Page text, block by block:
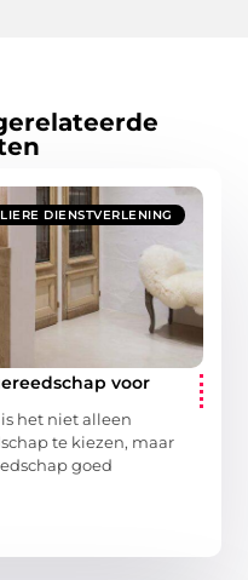
DIENSTVERLENING
voor
het niet alleen
te kiezen, maar
goed